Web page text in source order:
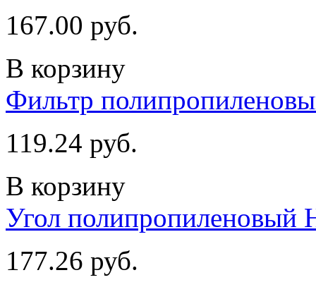
167.00 руб.
В корзину
Фильтр
119.24 руб.
В корзину
Угол полипропиленовый
177.26 руб.